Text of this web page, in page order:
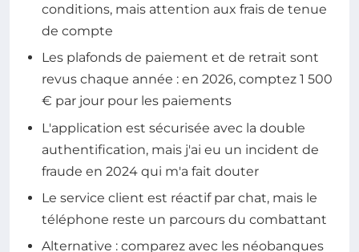
conditions, mais attention aux frais de tenue
de compte
Les plafonds de paiement et de retrait sont
revus chaque année : en 2026, comptez 1 500
€ par jour pour les paiements
L'application est sécurisée avec la double
authentification, mais j'ai eu un incident de
fraude en 2024 qui m'a fait douter
Le service client est réactif par chat, mais le
téléphone reste un parcours du combattant
Alternative : comparez avec les néobanques